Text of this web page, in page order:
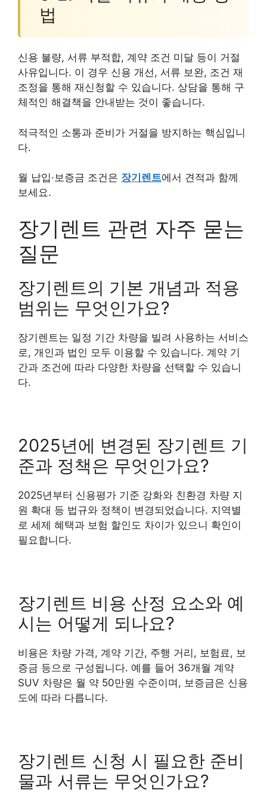
법
신용 불량, 서류 부적합, 계약 조건 미달 등이 거절
사유입니다. 이 경우 신용 개선, 서류 보완, 조건 재
조정을 통해 재신청할 수 있습니다. 상담을 통해 구
체적인 해결책을 안내받는 것이 좋습니다.
적극적인 소통과 준비가 거절을 방지하는 핵심입니
다.
월 납입·보증금 조건은 장기렌트에서 견적과 함께
보세요.
장기렌트 관련 자주 묻는
질문
장기렌트의 기본 개념과 적용
범위는 무엇인가요?
장기렌트는 일정 기간 차량을 빌려 사용하는 서비스
로, 개인과 법인 모두 이용할 수 있습니다. 계약 기
간과 조건에 따라 다양한 차량을 선택할 수 있습니
다.
2025년에 변경된 장기렌트 기
준과 정책은 무엇인가요?
2025년부터 신용평가 기준 강화와 친환경 차량 지
원 확대 등 법규와 정책이 변경되었습니다. 지역별
로 세제 혜택과 보험 할인도 차이가 있으니 확인이
필요합니다.
장기렌트 비용 산정 요소와 예
시는 어떻게 되나요?
비용은 차량 가격, 계약 기간, 주행 거리, 보험료, 보
증금 등으로 구성됩니다. 예를 들어 36개월 계약
SUV 차량은 월 약 50만원 수준이며, 보증금은 신용
도에 따라 다릅니다.
장기렌트 신청 시 필요한 준비
물과 서류는 무엇인가요?